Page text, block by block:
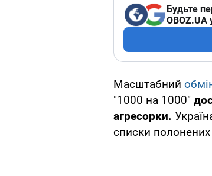
Будьте
OBOZ.UA
Масштабний
"1000 на 1000"
агресорки.
списки полонених